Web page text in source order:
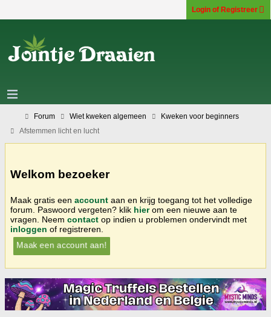
Login of Registreer
Forum Wiet kweken algemeen
Kweken voor beginners
Afstemmen licht en lucht
Welkom bezoeker
Maak gratis een account aan en krijg toegang tot het volledige
forum. Paswoord vergeten? klik hierom een nieuwe aan te
vragen. Neem contact op indien u problemen ondervindt met
inloggen of registreren.
Maak een account aan!